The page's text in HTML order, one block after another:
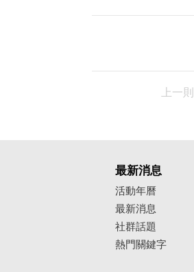
上一則
最新消息
活動年曆
最新消息
社群話題
熱門關鍵字